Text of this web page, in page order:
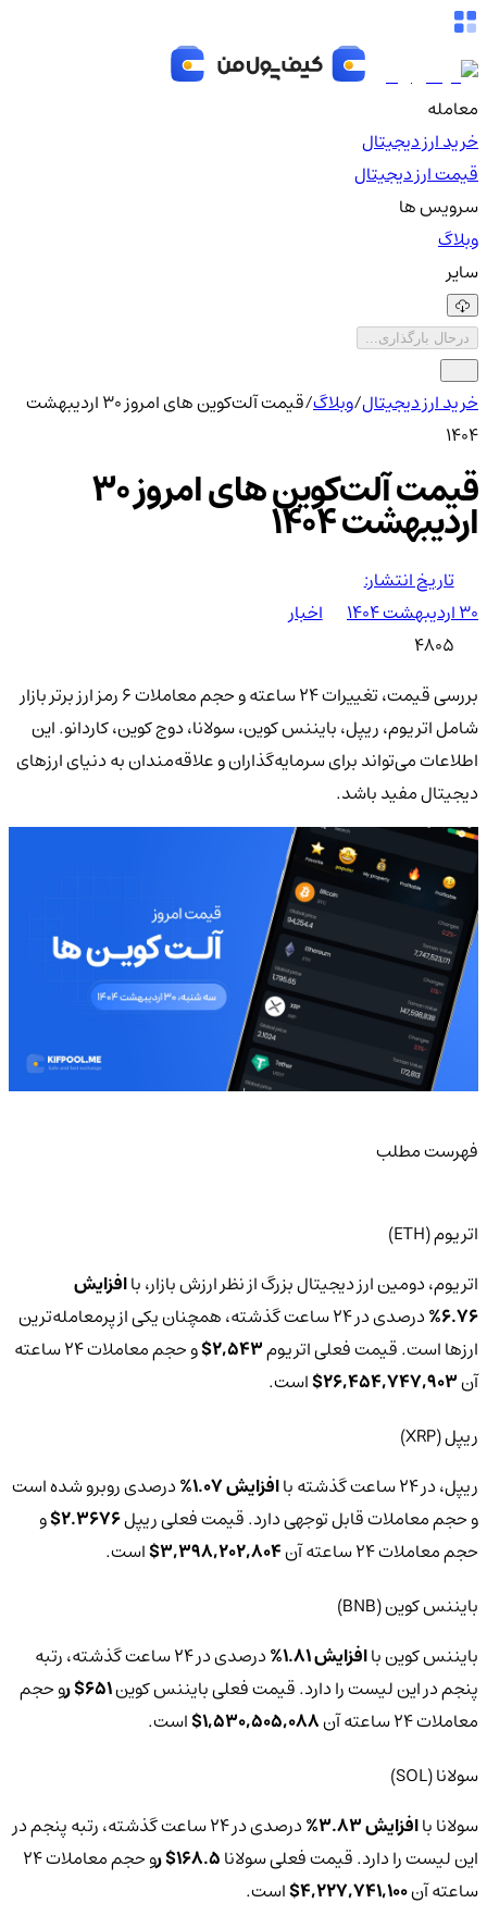
معامله
خرید ارز دیجیتال
قیمت ارز دیجیتال
سرویس ها
وبلاگ
سایر
درحال بارگذاری...
خرید ارز دیجیتال/وبلاگ/
قیمت آلت‌کوین های امروز ۳۰ اردیبهشت
۱۴۰۴
قیمت آلت‌کوین های امروز ۳۰
اردیبهشت ۱۴۰۴
تاریخ انتشار:
۳۰ اردیبهشت ۱۴۰۴
اخبار
4805
بررسی قیمت، تغییرات 24 ساعته و حجم معاملات 6 رمز ارز برتر بازار
شامل اتریوم، ریپل، بایننس کوین، سولانا، دوج‌ کوین، کاردانو. این
اطلاعات می‌تواند برای سرمایه‌گذاران و علاقه‌مندان به دنیای ارزهای
دیجیتال مفید باشد.
فهرست مطلب
اتریوم (ETH)
اتریوم، دومین ارز دیجیتال بزرگ از نظر ارزش بازار، باافزایش
6.76%
درصدی در 24 ساعت گذشته، همچنان یکی از پرمعامله‌ترین
ارزها است. قیمت فعلی اتریوم2,543$
و حجم معاملات 24 ساعته
آن26,454,747,903$ است.
ریپل (XRP)
ریپل، در 24 ساعت گذشته با
افزایش 1.07%
درصدی روبرو شده است
و حجم معاملات قابل توجهی دارد. قیمت فعلی ریپل2.3676$ و
حجم معاملات 24 ساعته آن
3,398,202,804$ است.
بایننس کوین (BNB)
بایننس کوین باافزایش 1.81%
درصدی در 24 ساعت گذشته، رتبه
پنجم در این لیست را دارد.‌ قیمت فعلی بایننس کوین651$ ر
و حجم
معاملات 24 ساعته آن
1,530,505,088$ است.
سولانا (SOL)
سولانا باافزایش 3.83%
درصدی در 24 ساعت گذشته، رتبه پنجم در
این لیست را دارد.‌ قیمت فعلی سولانا168.5$ ر
و حجم معاملات 24
ساعته آن4,227,741,100$ است.